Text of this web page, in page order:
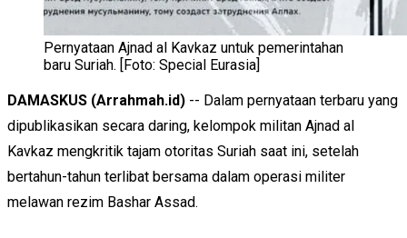
Pernyataan Ajnad al Kavkaz untuk pemerintahan
baru Suriah. [Foto: Special Eurasia]
DAMASKUS (Arrahmah.id) -- Dalam pernyataan terbaru yang
dipublikasikan secara daring, kelompok militan Ajnad al
Kavkaz mengkritik tajam otoritas Suriah saat ini, setelah
bertahun-tahun terlibat bersama dalam operasi militer
melawan rezim Bashar Assad.